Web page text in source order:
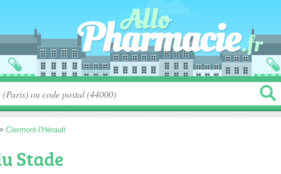
Clermont-l'Hérault
Stade